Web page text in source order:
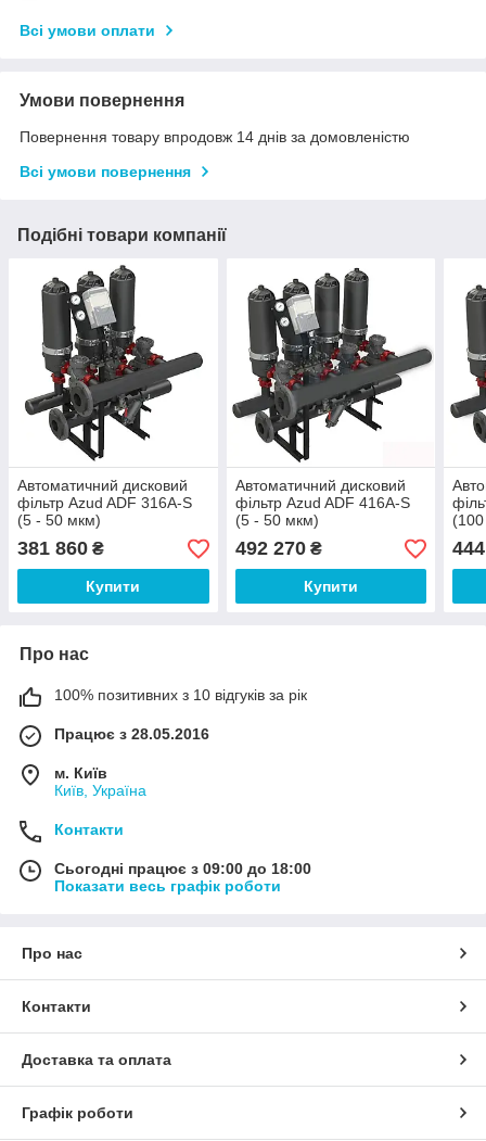
Всі умови оплати
Умови повернення
Повернення товару впродовж 14 днів за домовленістю
Всі умови повернення
Подібні товари компанії
Автоматичний дисковий
фільтр Azud ADF 316A-S
(5 - 50 мкм)
381 860 ₴
Купити
Автоматичний дисковий
фільтр Azud ADF 416A-S
(5 - 50 мкм)
492 270₴
Купити
Про нас
100% позитивних з 10 відгуків за рік
Працює з 28.05.2016
м. Київ
Київ, Україна
Контакти
Сьогодні працює з 09:00 до 18:00
Показати весь графік роботи
Про нас
Контакти
Доставка та оплата
Графік роботи